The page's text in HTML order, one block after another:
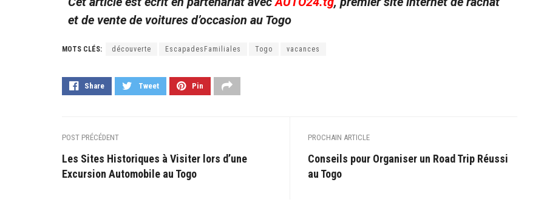
et de vente de voitures d’occasion au Togo
MOTS CLÉS: découverte EscapadesFamiliales Togo vacances
Share Tweet Pin
POST PRÉCÉDENT
Les Sites Historiques à Visiter lors d’une
Excursion Automobile au Togo
PROCHAIN ARTICLE
Conseils pour Organiser un Road Trip Réussi
au Togo